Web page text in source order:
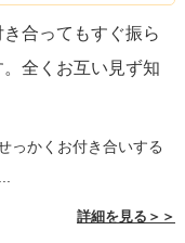
合ってもすぐ振ら
全くお互い見ず知
っかくお付き合いする
詳細を見る＞＞